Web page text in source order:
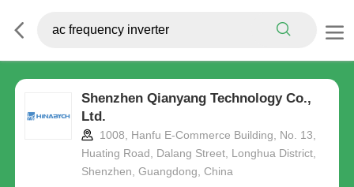
Shenzhen Qianyang Technology Co.,
Ltd.
1008, Hanfu E-Commerce Building, No. 13,
Huating Road, Dalang Street, Longhua District,
Shenzhen, Guangdong, China